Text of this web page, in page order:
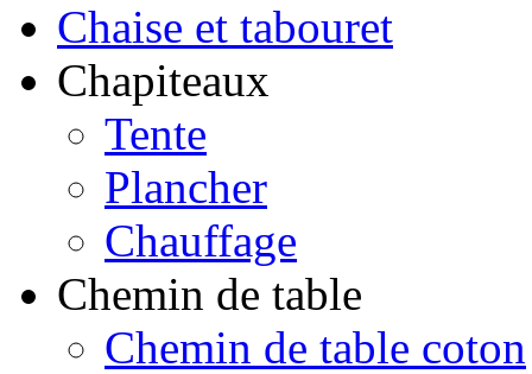
Chaise et tabouret
Chapiteaux
Tente
Plancher
Chauffage
Chemin de table
Chemin de table coton